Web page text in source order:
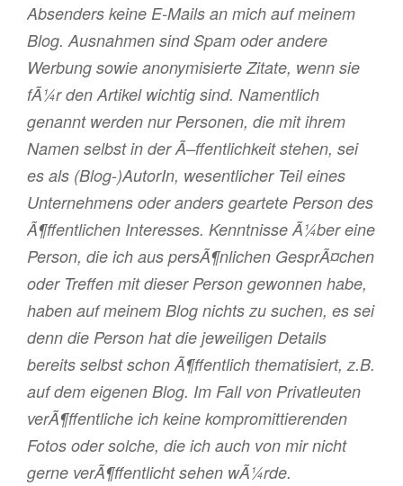
Absenders keine E-Mails an mich auf meinem
Blog. Ausnahmen sind Spam oder andere
Werbung sowie anonymisierte Zitate, wenn sie
fÃ¼r den Artikel wichtig sind. Namentlich
genannt werden nur Personen, die mit ihrem
Namen selbst in der Ã–ffentlichkeit stehen, sei
es als (Blog-)AutorIn, wesentlicher Teil eines
Unternehmens oder anders geartete Person des
Ã¶ffentlichen Interesses. Kenntnisse Ã¼ber eine
Person, die ich aus persÃ¶nlichen GesprÃ¤chen
oder Treffen mit dieser Person gewonnen habe,
haben auf meinem Blog nichts zu suchen, es sei
denn die Person hat die jeweiligen Details
bereits selbst schon Ã¶ffentlich thematisiert, z.B.
auf dem eigenen Blog. Im Fall von Privatleuten
verÃ¶ffentliche ich keine kompromittierenden
Fotos oder solche, die ich auch von mir nicht
gerne verÃ¶ffentlicht sehen wÃ¼rde.